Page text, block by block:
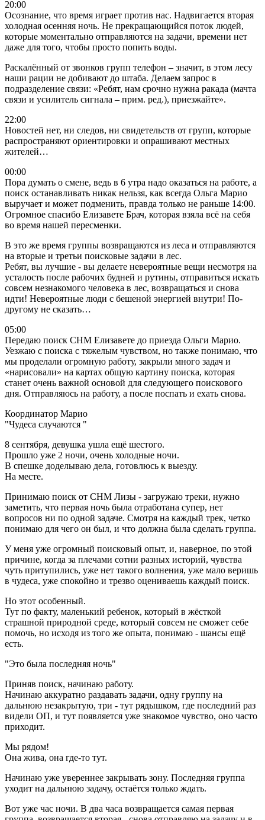
20:00
Осознание, что время играет против нас. Надвигается вторая
холодная осенняя ночь. Не прекращающийся поток людей,
которые моментально отправляются на задачи, времени нет
даже для того, чтобы просто попить воды.
Раскалённый от звонков групп телефон – значит, в этом лесу
наши рации не добивают до штаба. Делаем запрос в
подразделение связи: «Ребят, нам срочно нужна ракада (мачта
связи и усилитель сигнала – прим. ред.), приезжайте».
22:00
Новостей нет, ни следов, ни свидетельств от групп, которые
распространяют ориентировки и опрашивают местных
жителей…
00:00
Пора думать о смене, ведь в 6 утра надо оказаться на работе, а
поиск останавливать никак нельзя, как всегда Ольга Марио
выручает и может подменить, правда только не раньше 14:00.
Огромное спасибо Елизавете Брач, которая взяла всё на себя
во время нашей пересменки.
В это же время группы возвращаются из леса и отправляются
на вторые и третьи поисковые задачи в лес.
Ребят, вы лучшие - вы делаете невероятные вещи несмотря на
усталость после рабочих будней и рутины, отправиться искать
совсем незнакомого человека в лес, возвращаться и снова
идти! Невероятные люди с бешеной энергией внутри! По-
другому не сказать…
05:00
Передаю поиск СНМ Елизавете до приезда Ольги Марио.
Уезжаю с поиска с тяжелым чувством, но также понимаю, что
мы проделали огромную работу, закрыли много задач и
«нарисовали» на картах общую картину поиска, которая
станет очень важной основой для следующего поискового
дня. Отправляюсь на работу, а после поспать и ехать снова.
Координатор Марио
"Чудеса случаются "
8 сентября, девушка ушла ещё шестого.
Прошло уже 2 ночи, очень холодные ночи.
В спешке доделываю дела, готовлюсь к выезду.
На месте.
Принимаю поиск от СНМ Лизы - загружаю треки, нужно
заметить, что первая ночь была отработана супер, нет
вопросов ни по одной задаче. Смотря на каждый трек, четко
понимаю для чего он был, и что должна была сделать группа.
У меня уже огромный поисковый опыт, и, наверное, по этой
причине, когда за плечами сотни разных историй, чувства
чуть притупились, уже нет такого волнения, уже мало веришь
в чудеса, уже спокойно и трезво оцениваешь каждый поиск.
Но этот особенный.
Тут по факту, маленький ребенок, который в жёсткой
страшной природной среде, который совсем не сможет себе
помочь, но исходя из того же опыта, понимаю - шансы ещё
есть.
"Это была последняя ночь"
Приняв поиск, начинаю работу.
Начинаю аккуратно раздавать задачи, одну группу на
дальнюю незакрытую, три - тут рядышком, где последний раз
видели ОП, и тут появляется уже знакомое чувство, оно часто
приходит.
Мы рядом!
Она жива, она где-то тут.
Начинаю уже увереннее закрывать зону. Последняя группа
уходит на дальнюю задачу, остаётся только ждать.
Вот уже час ночи. В два часа возвращается самая первая